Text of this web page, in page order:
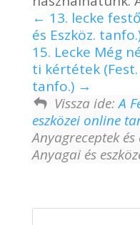
13. lecke
és Eszköz.
15. Lecke Még
ti kértétek (Fest.
tanfo.)
Vissza ide:A
eszközei online
Anyagreceptek és
Anyagai és